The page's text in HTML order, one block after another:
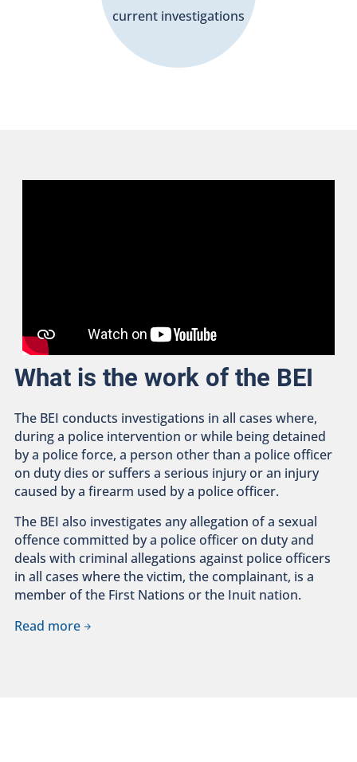
current investigations
What is the work of the BEI
The BEI conducts investigations in all cases where,
during a police intervention or while being detained
by a police force, a person other than a police officer
on duty dies or suffers a serious injury or an injury
caused by a firearm used by a police officer.
The BEI also investigates any allegation of a sexual
offence committed by a police officer on duty and
deals with criminal allegations against police officers
in all cases where the victim, the complainant, is a
member of the First Nations or the Inuit nation.
Read more